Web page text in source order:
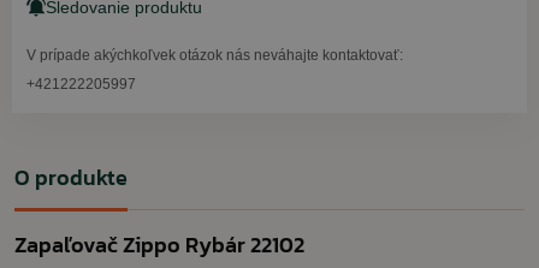
Sledovanie produktu
V prípade akýchkoľvek otázok nás neváhajte kontaktovať:
+421222205997
O produkte
Zapaľovač Zippo Rybár 22102